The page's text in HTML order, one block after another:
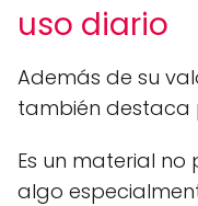
uso diario
Además de su
también destaca
Es un material
algo